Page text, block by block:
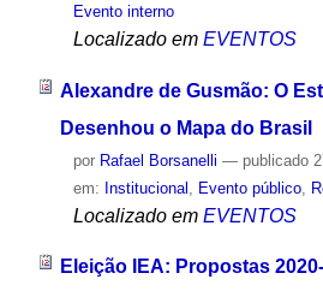
Evento interno
Localizado em EVENTOS
Alexandre de Gusmão: O
Desenhou o Mapa do Brasil
por Rafael Borsanelli — publicado
em: Institucional Evento público,
Localizado em EVENTOS
Eleição IEA: Propostas